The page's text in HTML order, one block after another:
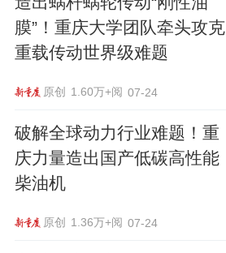
膜”！重庆大学团队牵头攻克
重载传动世界级难题
原创 1.60万+阅 07-24
破解全球动力行业难题！重
庆力量造出国产低碳高性能
柴油机
原创 1.36万+阅 07-24